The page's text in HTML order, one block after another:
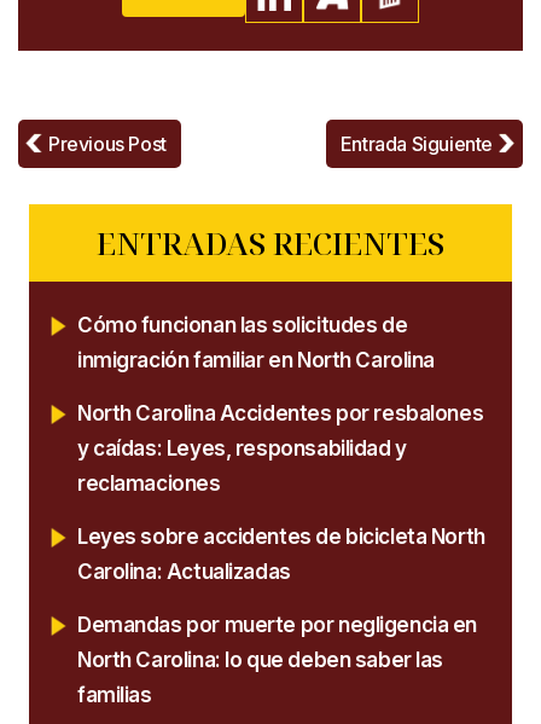
Previous Post Entrada Siguiente
ENTRADAS RECIENTES
Cómo funcionan las solicitudes de
inmigración familiar en North Carolina
North Carolina Accidentes por resbalones
y caídas: Leyes, responsabilidad y
reclamaciones
Leyes sobre accidentes de bicicleta North
Carolina: Actualizadas
Demandas por muerte por negligencia en
North Carolina: lo que deben saber las
familias